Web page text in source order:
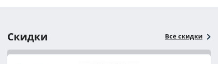
Скидки Все скидки